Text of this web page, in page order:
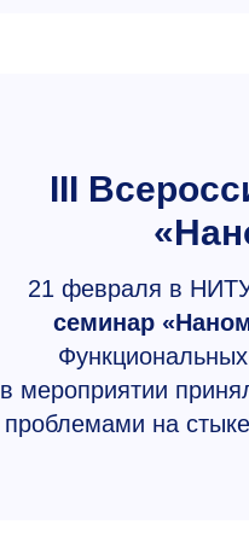
III
21 февраля в
семинар
в мероприятии
проблемами на